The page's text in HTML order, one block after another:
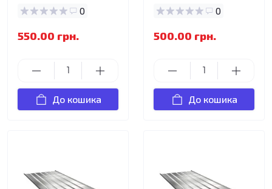
0
550.00 грн.
До кошика
0
500.00 грн.
До кошика